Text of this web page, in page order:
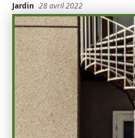
Jardin 28 avril 2022